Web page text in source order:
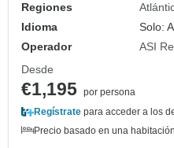
Regiones
Idioma
Solo:
Operador
ASI
Desde
€1,195 por persona
Regístrate para acceder a los
Precio basado en una